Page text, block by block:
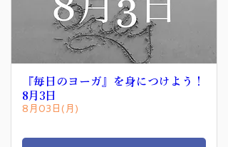
『毎日のヨーガ』を身につけよう！
8月3日
8月03日(月)